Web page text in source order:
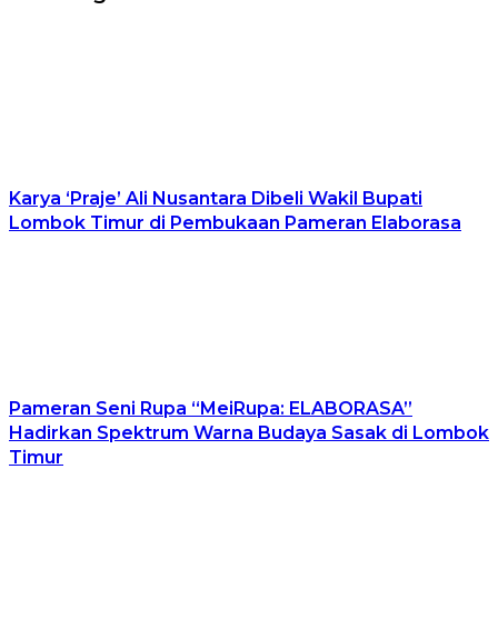
Karya ‘Praje’ Ali Nusantara Dibeli Wakil Bupati
Lombok Timur di Pembukaan Pameran Elaborasa
Pameran Seni Rupa “MeiRupa: ELABORASA”
Hadirkan Spektrum Warna Budaya Sasak di Lombok
Timur